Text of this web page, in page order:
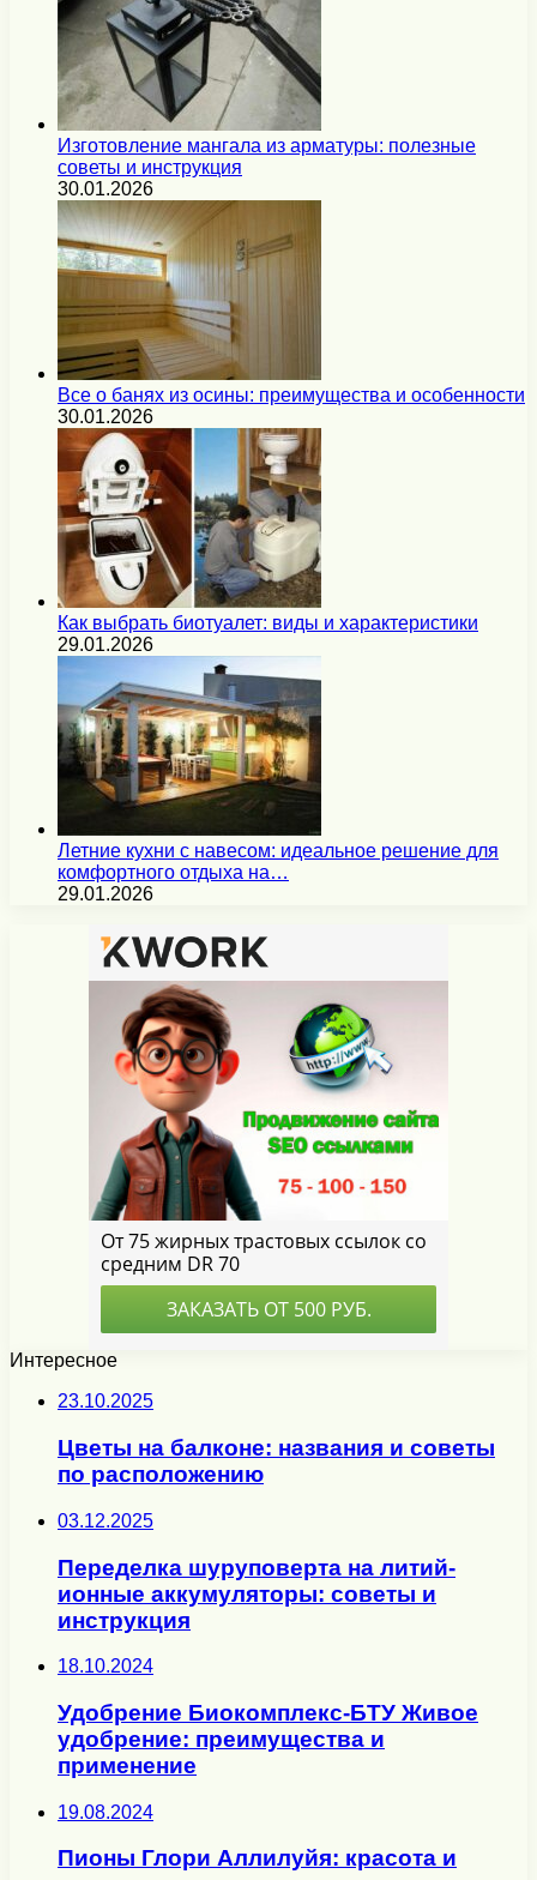
Изготовление мангала из арматуры: полезные
советы и инструкция
30.01.2026
Все о банях из осины: преимущества и особенности
30.01.2026
Как выбрать биотуалет: виды и характеристики
29.01.2026
Летние кухни с навесом: идеальное решение для
комфортного отдыха на…
29.01.2026
Интересное
23.10.2025
Цветы на балконе: названия и советы
по расположению
03.12.2025
Переделка шуруповерта на литий-
ионные аккумуляторы: советы и
инструкция
18.10.2024
Удобрение Биокомплекс-БТУ Живое
удобрение: преимущества и
применение
19.08.2024
Пионы Глори Аллилуйя: красота и